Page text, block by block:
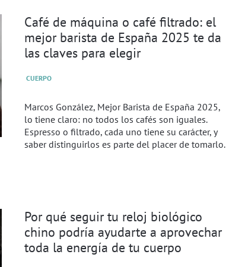
Café de máquina o café filtrado: el
mejor barista de España 2025 te da
las claves para elegir
CUERPO
Marcos González, Mejor Barista de España 2025,
lo tiene claro: no todos los cafés son iguales.
Espresso o filtrado, cada uno tiene su carácter, y
saber distinguirlos es parte del placer de tomarlo.
Por qué seguir tu reloj biológico
chino podría ayudarte a aprovechar
toda la energía de tu cuerpo